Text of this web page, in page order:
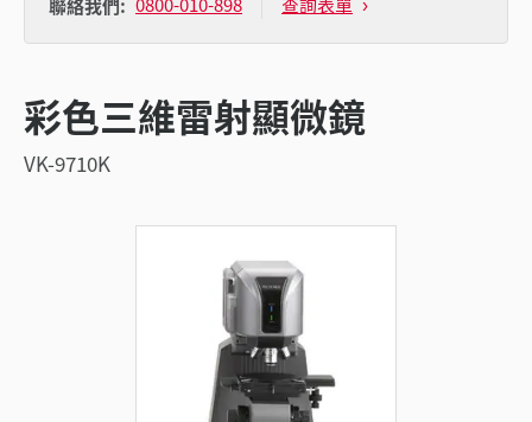
彩色三維雷射顯微鏡
VK-9710K